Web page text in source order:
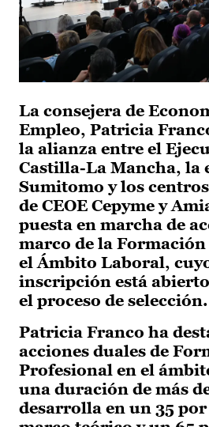
La consejera de
Empleo, Patricia
la alianza entre el
Castilla-La Mancha, la
Sumitomo y los
de CEOE Cepyme y
puesta en marcha de
marco de la
el Ámbito Laboral,
inscripción está
el proceso de selección.
Patricia Franco ha
acciones duales de
Profesional en el
una duración de más
desarrolla en un 35